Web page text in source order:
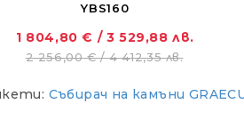
YBS160
1 804,80 € / 3 529,88 лв.
2 256,00 € / 4 412,35 лв.
Събирач на камъни